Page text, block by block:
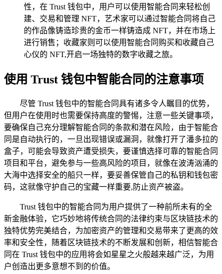
性，在 Trust 钱包中，用户可以使用智能合同来轻松创
建、交易和管理 NFT，艺术家可以通过智能合同将自己
的作品像铸造珍贵的金币一样铸造成 NFT，并在市场上
进行销售；收藏家则可以使用智能合同购买和收藏自己
心仪的 NFT,开启一场独特的数字收藏之旅。
使用 Trust 钱包中智能合同的注意事项
尽管 Trust 钱包中的智能合同具有诸多令人瞩目的优势，
但用户在使用时也需要保持高度的警惕，注意一些关键事项，
要确保自己充分理解智能合同的条款和潜在风险，由于智能合
同是自动执行的，一旦出现错误或漏洞，就像打开了潘多拉的
盒子，可能会导致资产遭受损失，要谨慎选择可靠的智能合同
项目和平台，避免参与一些高风险的项目，就像在波涛汹涌的
大海中选择安全的船只一样，要妥善保管自己的私钥和钱包密
码，这就像守护自己的宝藏一样重要,防止资产被盗。
Trust 钱包中的智能合同为用户提供了一种前所未有的全
新金融体验，它巧妙地将传统合同的法律约束与区块链技术的
独特优势完美结合，为加密资产的管理和交易带来了更高的效
率和安全性，随着区块链技术的不断发展和创新，相信智能合
同在 Trust 钱包中的应用将会如星星之火般越来越广泛，为用
户创造出更多意想不到的价值。